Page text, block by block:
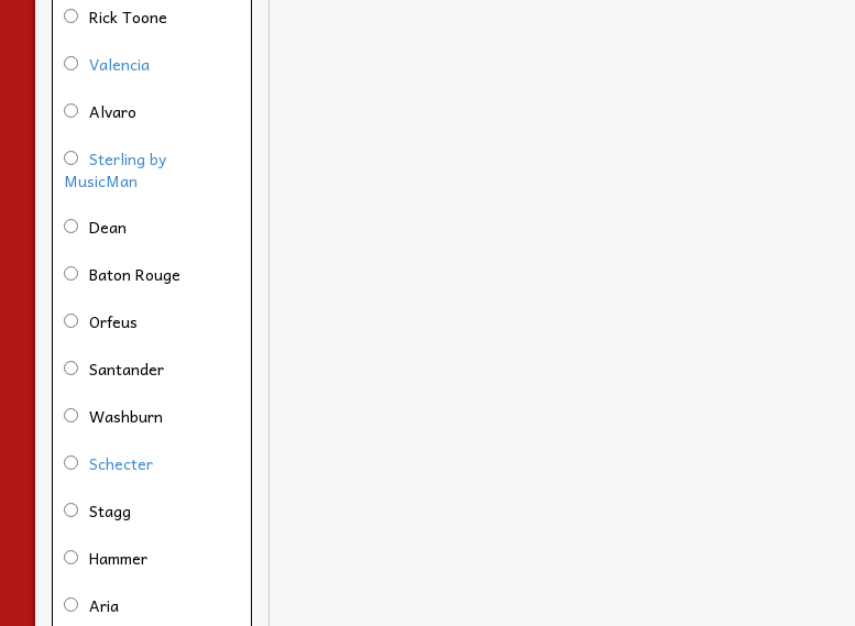
Rick Toone
Valencia
Alvaro
Sterling by
MusicMan
Dean
Baton Rouge
Orfeus
Santander
Washburn
Schecter
Stagg
Hammer
Aria